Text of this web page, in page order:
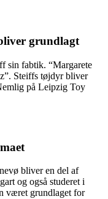
grundlagt
sin fabtik. “Margarete
Steiffs tøjdyr bliver
på Leipzig Toy
bliver en del af
og også studeret i
været grundlaget for